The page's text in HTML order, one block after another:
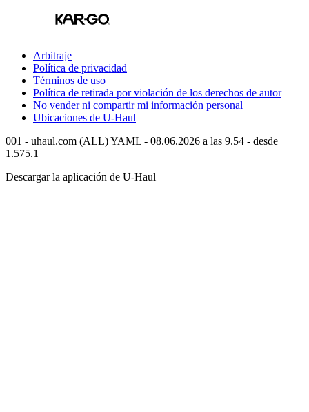
Arbitraje
Política de privacidad
Términos de uso
Política de retirada por violación de los derechos de autor
No vender ni compartir mi información personal
Ubicaciones de U-Haul
001 - uhaul.com (ALL) YAML - 08.06.2026 a las 9.54 - desde
1.575.1
Descargar la aplicación de U-Haul